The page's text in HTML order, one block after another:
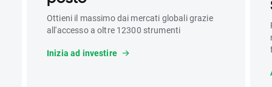
Ottieni il massimo dai mercati globali grazie
all'accesso a oltre 12300 strumenti
Inizia ad investire